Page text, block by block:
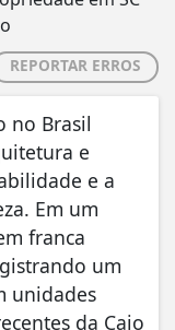
REPORTAR ERROS
no Brasil
e
e a
Em um
franca
um
unidades
da Caio